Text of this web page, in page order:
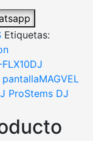
Etiquetas:
DJ
MAGVEL
ProStems DJ